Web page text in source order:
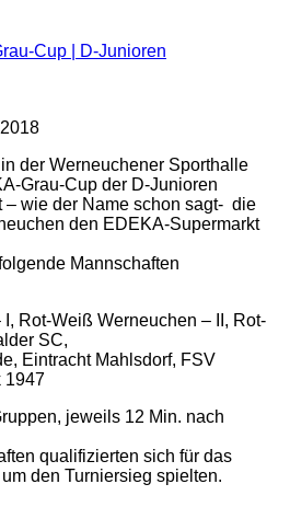
der Werneuchener Sporthalle
Grau-Cup der D-Junioren
– wie der Name schon sagt- die
den EDEKA-Supermarkt
Mannschaften
Rot-Weiß Werneuchen – II, Rot-
SC,
Eintracht Mahlsdorf, FSV
1947
jeweils 12 Min. nach
qualifizierten sich für das
den Turniersieg spielten.